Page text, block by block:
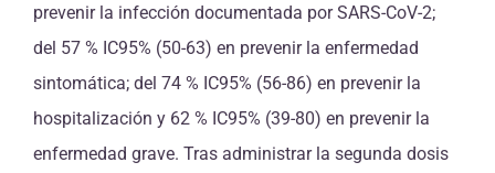
prevenir la infección documentada por SARS-CoV-2;
del 57 % IC95% (50-63) en prevenir la enfermedad
sintomática; del 74 % IC95% (56-86) en prevenir la
hospitalización y 62 % IC95% (39-80) en prevenir la
enfermedad grave. Tras administrar la segunda dosis